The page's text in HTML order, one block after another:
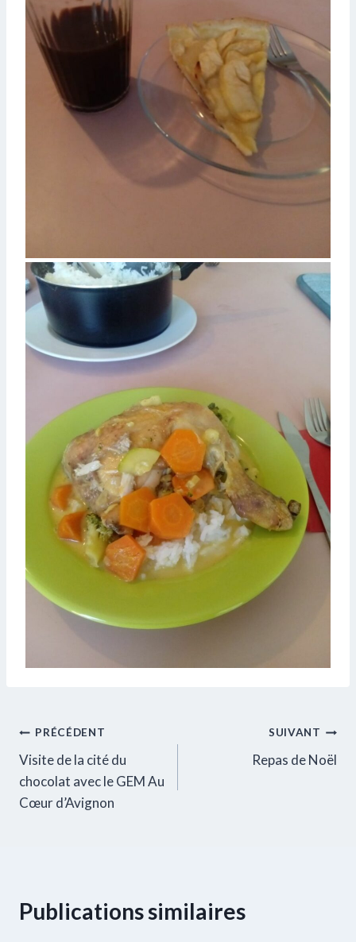
Navigation
de
l’article
PRÉCÉDENT
Visite de la cité du
chocolat avec le GEM Au
Cœur d’Avignon
SUIVANT
Repas de Noël
Publications similaires